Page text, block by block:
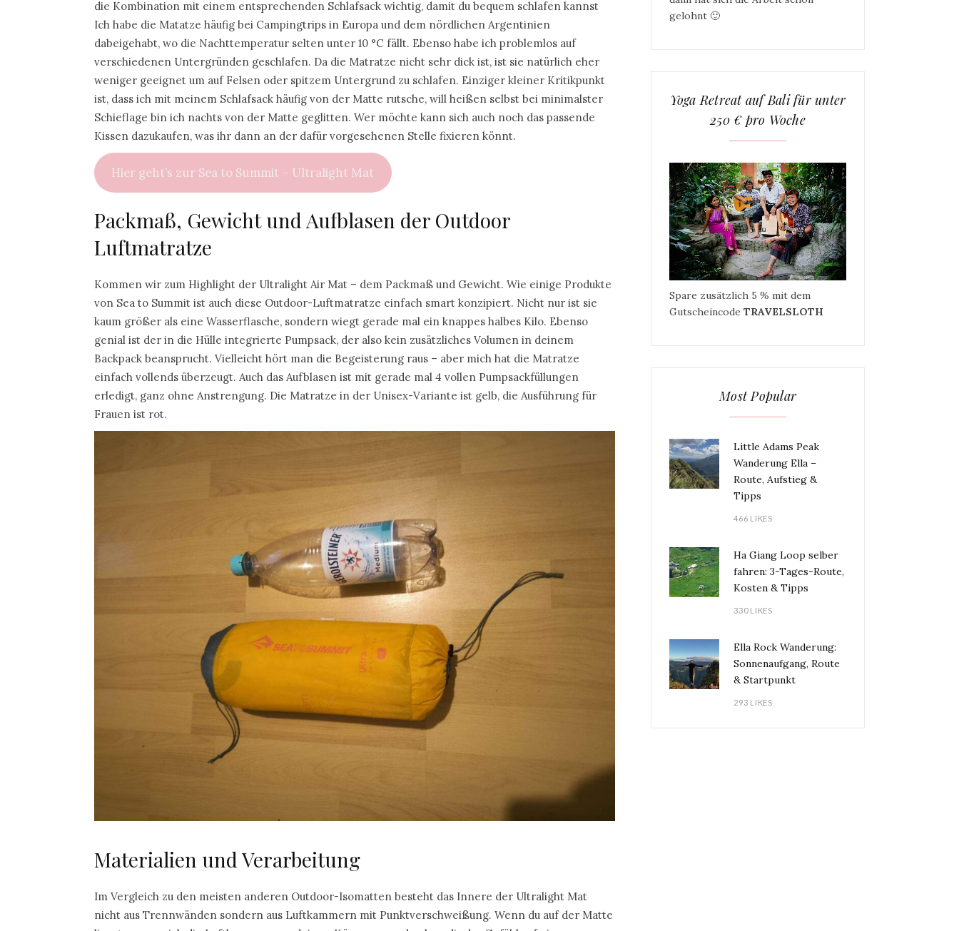
die Kombination mit einem entsprechenden Schlafsack wichtig, damit du bequem schlafen kannst
Ich habe die Matatze häufig bei Campingtrips in Europa und dem nördlichen Argentinien
dabeigehabt, wo die Nachttemperatur selten unter 10 °C fällt. Ebenso habe ich problemlos auf
verschiedenen Untergründen geschlafen. Da die Matratze nicht sehr dick ist, ist sie natürlich eher
weniger geeignet um auf Felsen oder spitzem Untergrund zu schlafen. Einziger kleiner Kritikpunkt
ist, dass ich mit meinem Schlafsack häufig von der Matte rutsche, will heißen selbst bei minimalster
Schieflage bin ich nachts von der Matte geglitten. Wer möchte kann sich auch noch das passende
Kissen dazukaufen, was ihr dann an der dafür vorgesehenen Stelle fixieren könnt.
Hier geht’s zur Sea to Summit – Ultralight Mat
Packmaß, Gewicht und Aufblasen der Outdoor
Luftmatratze
Kommen wir zum Highlight der Ultralight Air Mat – dem Packmaß und Gewicht. Wie einige Produkte
von Sea to Summit ist auch diese Outdoor-Luftmatratze einfach smart konzipiert. Nicht nur ist sie
kaum größer als eine Wasserflasche, sondern wiegt gerade mal ein knappes halbes Kilo. Ebenso
genial ist der in die Hülle integrierte Pumpsack, der also kein zusätzliches Volumen in deinem
Backpack beansprucht. Vielleicht hört man die Begeisterung raus – aber mich hat die Matratze
einfach vollends überzeugt. Auch das Aufblasen ist mit gerade mal 4 vollen Pumpsackfüllungen
erledigt, ganz ohne Anstrengung. Die Matratze in der Unisex-Variante ist gelb, die Ausführung für
Frauen ist rot.
Materialien und Verarbeitung
Im Vergleich zu den meisten anderen Outdoor-Isomatten besteht das Innere der Ultralight Mat
nicht aus Trennwänden sondern aus Luftkammern mit Punktverschweißung. Wenn du auf der Matte
gelohnt 🙂
Yoga Retreat auf Bali für unter
250 € pro Woche
Spare zusätzlich 5 % mit dem
Gutscheincode TRAVELSLOTH
Most Popular
Little Adams Peak
Wanderung Ella –
Route, Aufstieg &
Tipps
466 LIKES
Ha Giang Loop selber
fahren: 3-Tages-Route,
Kosten & Tipps
330 LIKES
Ella Rock Wanderung:
Sonnenaufgang, Route
& Startpunkt
293 LIKES